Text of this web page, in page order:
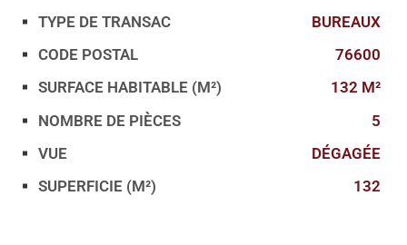
Caractérisque Valeurs
TYPE DE TRANSAC
BUREAUX
CODE POSTAL
76600
SURFACE HABITABLE (M²)
132 M²
NOMBRE DE PIÈCES
5
VUE
DÉGAGÉE
SUPERFICIE (M²)
132